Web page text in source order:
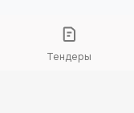
Тендеры